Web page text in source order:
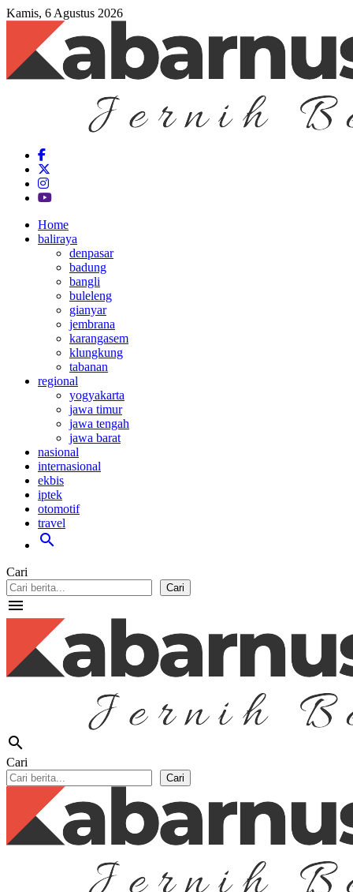
Kamis, 6 Agustus 2026
Home
baliraya
denpasar
badung
bangli
buleleng
gianyar
jembrana
karangasem
klungkung
tabanan
regional
yogyakarta
jawa timur
jawa tengah
jawa barat
nasional
internasional
ekbis
iptek
otomotif
travel
search
Cari
Cari
menu
search
Cari
Cari